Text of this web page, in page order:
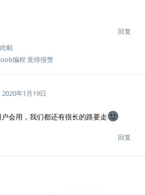
回复
帖
编程 觉得很赞
2020年1月19日
会用，我们都还有很长的路要走
回复